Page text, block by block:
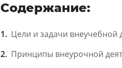
Содержание:
Цели и задачи внеучебной
Принципы внеурочной